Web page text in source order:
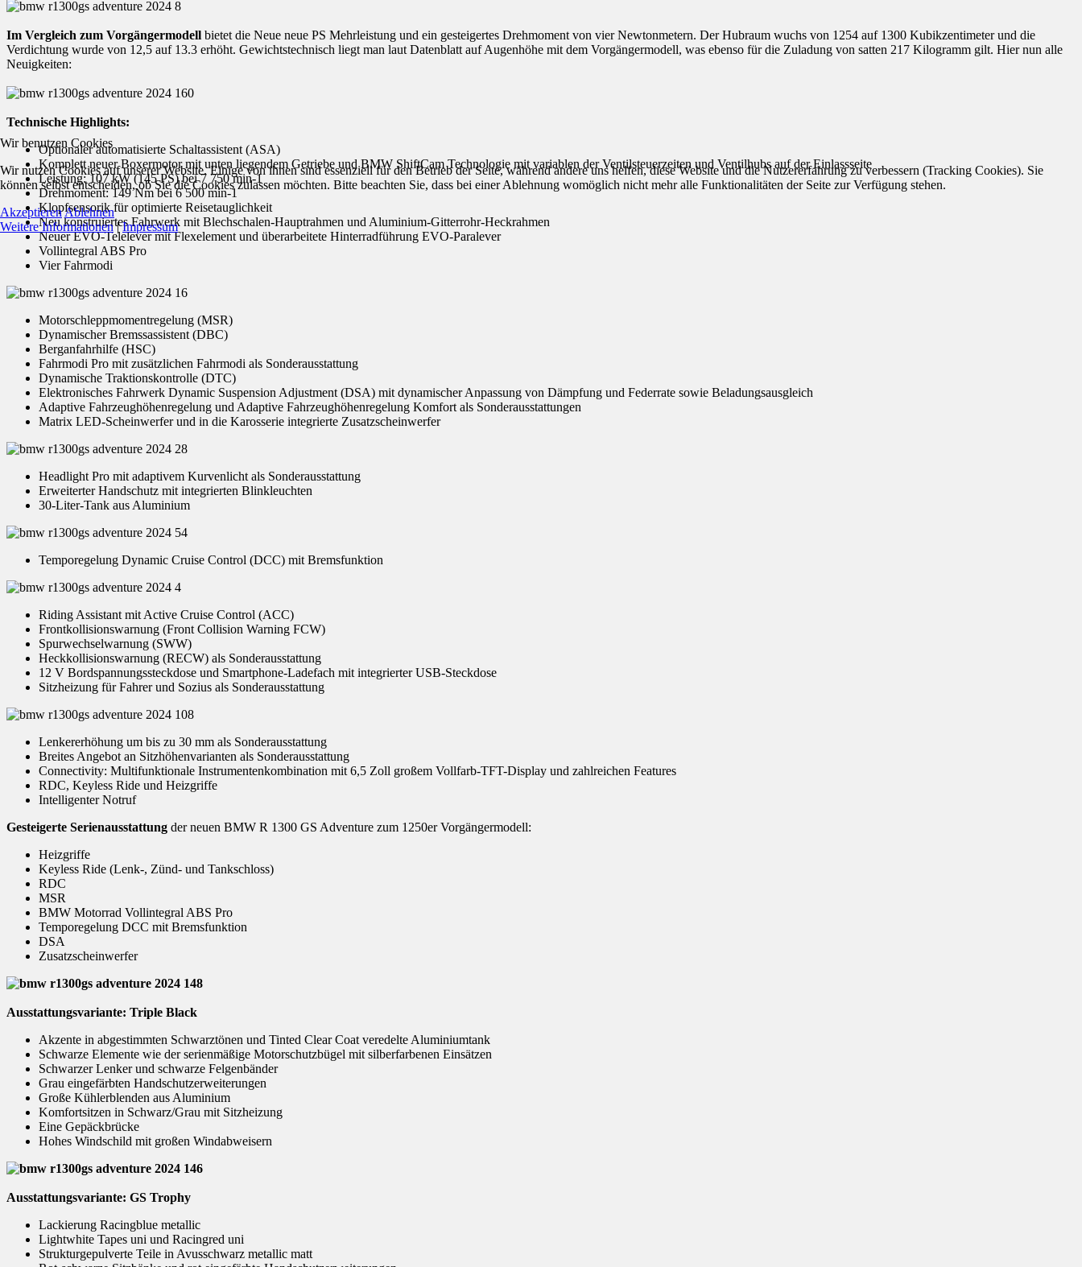
Im Vergleich zum Vorgängermodell bietet die Neue neue PS Mehrleistung und ein gesteigertes Drehmoment von vier Newtonmetern. Der Hubraum wuchs von 1254 auf 1300 Kubikzentimeter und die
Verdichtung wurde von 12,5 auf 13.3 erhöht. Gewichtstechnisch liegt man laut Datenblatt auf Augenhöhe mit dem Vorgängermodell, was ebenso für die Zuladung von satten 217 Kilogramm gilt. Hier nun alle
Neuigkeiten:
Technische Highlights:
Optionaler automatisierte Schaltassistent (ASA)
Komplett neuer Boxermotor mit unten liegendem Getriebe und BMW ShiftCam Technologie mit variablen der Ventilsteuerzeiten und Ventilhubs auf der Einlassseite
Leistung: 107 kW (145 PS) bei 7 750 min-1
Drehmoment: 149 Nm bei 6 500 min-1
Klopfsensorik für optimierte Reisetauglichkeit
Neu konstruiertes Fahrwerk mit Blechschalen-Hauptrahmen und Aluminium-Gitterrohr-Heckrahmen
Neuer EVO-Telelever mit Flexelement und überarbeitete Hinterradführung EVO-Paralever
Vollintegral ABS Pro
Vier Fahrmodi
Motorschleppmomentregelung (MSR)
Dynamischer Bremssassistent (DBC)
Berganfahrhilfe (HSC)
Fahrmodi Pro mit zusätzlichen Fahrmodi als Sonderausstattung
Dynamische Traktionskontrolle (DTC)
Elektronisches Fahrwerk Dynamic Suspension Adjustment (DSA) mit dynamischer Anpassung von Dämpfung und Federrate sowie Beladungsausgleich
Adaptive Fahrzeughöhenregelung und Adaptive Fahrzeughöhenregelung Komfort als Sonderausstattungen
Matrix LED-Scheinwerfer und in die Karosserie integrierte Zusatzscheinwerfer
Headlight Pro mit adaptivem Kurvenlicht als Sonderausstattung
Erweiterter Handschutz mit integrierten Blinkleuchten
30-Liter-Tank aus Aluminium
Temporegelung Dynamic Cruise Control (DCC) mit Bremsfunktion
Riding Assistant mit Active Cruise Control (ACC)
Frontkollisionswarnung (Front Collision Warning FCW)
Spurwechselwarnung (SWW)
Heckkollisionswarnung (RECW) als Sonderausstattung
12 V Bordspannungssteckdose und Smartphone-Ladefach mit integrierter USB-Steckdose
Sitzheizung für Fahrer und Sozius als Sonderausstattung
Lenkererhöhung um bis zu 30 mm als Sonderausstattung
Breites Angebot an Sitzhöhenvarianten als Sonderausstattung
Connectivity: Multifunktionale Instrumentenkombination mit 6,5 Zoll großem Vollfarb-TFT-Display und zahlreichen Features
RDC, Keyless Ride und Heizgriffe
Intelligenter Notruf
Gesteigerte Serienausstattung der neuen BMW R 1300 GS Adventure zum 1250er Vorgängermodell:
Heizgriffe
Keyless Ride (Lenk-, Zünd- und Tankschloss)
RDC
MSR
BMW Motorrad Vollintegral ABS Pro
Temporegelung DCC mit Bremsfunktion
DSA
Zusatzscheinwerfer
Ausstattungsvariante: Triple Black
Akzente in abgestimmten Schwarztönen und Tinted Clear Coat veredelte Aluminiumtank
Schwarze Elemente wie der serienmäßige Motorschutzbügel mit silberfarbenen Einsätzen
Schwarzer Lenker und schwarze Felgenbänder
Grau eingefärbten Handschutzerweiterungen
Große Kühlerblenden aus Aluminium
Komfortsitzen in Schwarz/Grau mit Sitzheizung
Eine Gepäckbrücke
Hohes Windschild mit großen Windabweisern
Ausstattungsvariante: GS Trophy
Lackierung Racingblue metallic
Lightwhite Tapes uni und Racingred uni
Strukturgepulverte Teile in Avusschwarz metallic matt
Wir benutzen Cookies
Wir nutzen Cookies auf unserer Website. Einige von ihnen sind essenziell für den Betrieb der Seite, während andere uns helfen, diese Website und die Nutzererfahrung zu verbessern (Tracking Cookies). Sie
können selbst entscheiden, ob Sie die Cookies zulassen möchten. Bitte beachten Sie, dass bei einer Ablehnung womöglich nicht mehr alle Funktionalitäten der Seite zur Verfügung stehen.
AkzeptierenAblehnen
Weitere Informationen|Impressum